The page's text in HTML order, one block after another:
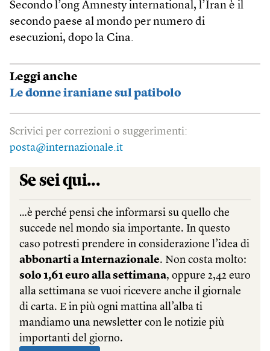
Secondo l’ong Amnesty international, l’Iran è il
secondo paese al mondo per numero di
esecuzioni, dopo la Cina.
Leggi anche
Le donne iraniane sul patibolo
Scrivici per correzioni o suggerimenti:
posta@internazionale.it